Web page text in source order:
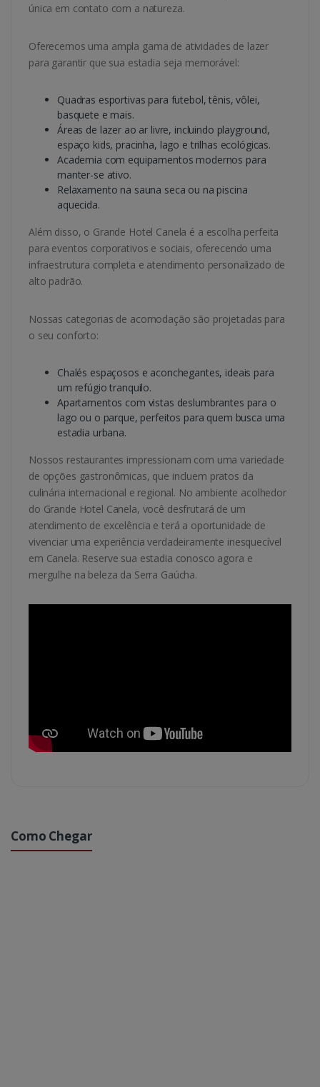
única em contato com a natureza.
Oferecemos uma ampla gama de atividades de lazer
para garantir que sua estadia seja memorável:
Quadras esportivas para futebol, tênis, vôlei,
basquete e mais.
Áreas de lazer ao ar livre, incluindo playground,
espaço kids, pracinha, lago e trilhas ecológicas.
Academia com equipamentos modernos para
manter-se ativo.
Relaxamento na sauna seca ou na piscina
aquecida.
Além disso, o Grande Hotel Canela é a escolha perfeita
para eventos corporativos e sociais, oferecendo uma
infraestrutura completa e atendimento personalizado de
alto padrão.
Nossas categorias de acomodação são projetadas para
o seu conforto:
Chalés espaçosos e aconchegantes, ideais para
um refúgio tranquilo.
Apartamentos com vistas deslumbrantes para o
lago ou o parque, perfeitos para quem busca uma
estadia urbana.
Nossos restaurantes impressionam com uma variedade
de opções gastronômicas, que incluem pratos da
culinária internacional e regional. No ambiente acolhedor
do Grande Hotel Canela, você desfrutará de um
atendimento de excelência e terá a oportunidade de
vivenciar uma experiência verdadeiramente inesquecível
em Canela. Reserve sua estadia conosco agora e
mergulhe na beleza da Serra Gaúcha.
Como Chegar